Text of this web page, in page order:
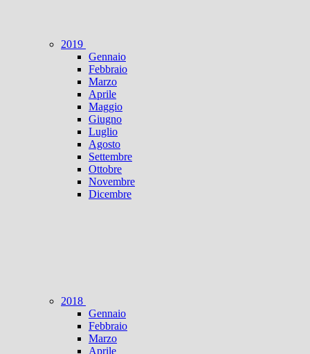
2019
Gennaio
Febbraio
Marzo
Aprile
Maggio
Giugno
Luglio
Agosto
Settembre
Ottobre
Novembre
Dicembre
2018
Gennaio
Febbraio
Marzo
Aprile